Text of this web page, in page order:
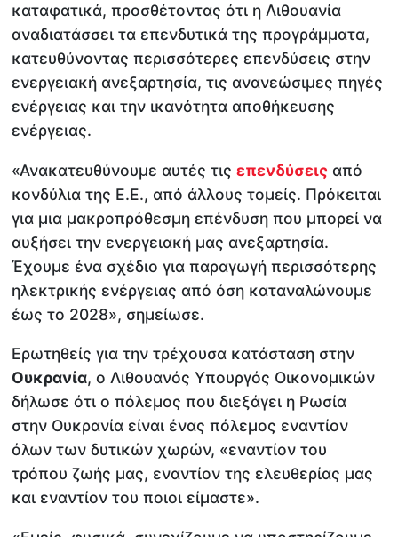
καταφατικά, προσθέτοντας ότι η Λιθουανία
αναδιατάσσει τα επενδυτικά της προγράμματα,
κατευθύνοντας περισσότερες επενδύσεις στην
ενεργειακή ανεξαρτησία, τις ανανεώσιμες πηγές
ενέργειας και την ικανότητα αποθήκευσης
ενέργειας.
«Ανακατευθύνουμε αυτές τιςεπενδύσεις από
κονδύλια της Ε.Ε., από άλλους τομείς. Πρόκειται
για μια μακροπρόθεσμη επένδυση που μπορεί να
αυξήσει την ενεργειακή μας ανεξαρτησία.
Έχουμε ένα σχέδιο για παραγωγή περισσότερης
ηλεκτρικής ενέργειας από όση καταναλώνουμε
έως το 2028», σημείωσε.
Ερωτηθείς για την τρέχουσα κατάσταση στην
Ουκρανία, ο Λιθουανός Υπουργός Οικονομικών
δήλωσε ότι ο πόλεμος που διεξάγει η Ρωσία
στην Ουκρανία είναι ένας πόλεμος εναντίον
όλων των δυτικών χωρών, «εναντίον του
τρόπου ζωής μας, εναντίον της ελευθερίας μας
και εναντίον του ποιοι είμαστε».